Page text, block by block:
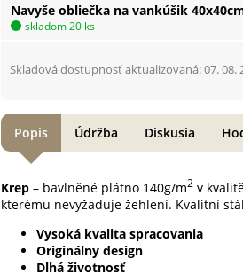
Navyše obliečka na vankúšik
skladom 20 ks
Skladová dostupnosť aktualizovaná: 07. 08.
Krep – bavlněné plátno 140g/m2 v
kterému nevyžaduje žehlení. Kvalitní
Vysoká kvalita spracovania
Originálny design
Dlhá životnosť
Popis Údržba Diskusia